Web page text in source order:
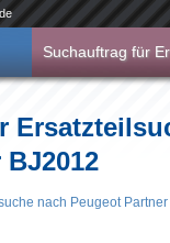
Suchauftrag für
nach Peugeot